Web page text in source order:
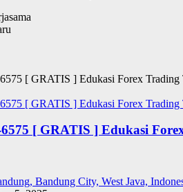
6575 [ GRATIS ] Edukasi
Bandung City, West Java,